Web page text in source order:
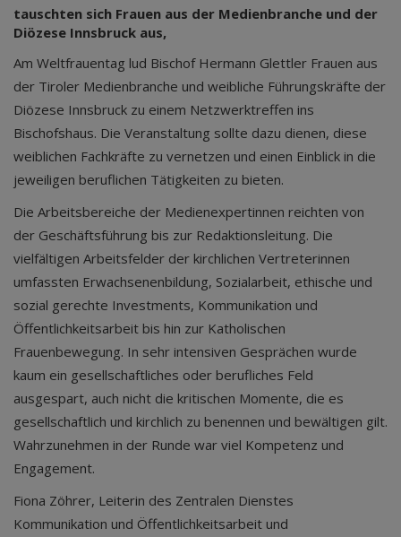
tauschten sich Frauen aus der Medienbranche und der
Diözese Innsbruck aus,
Am Weltfrauentag lud Bischof Hermann Glettler Frauen aus
der Tiroler Medienbranche und weibliche Führungskräfte der
Diözese Innsbruck zu einem Netzwerktreffen ins
Bischofshaus. Die Veranstaltung sollte dazu dienen, diese
weiblichen Fachkräfte zu vernetzen und einen Einblick in die
jeweiligen beruflichen Tätigkeiten zu bieten.
Die Arbeitsbereiche der Medienexpertinnen reichten von
der Geschäftsführung bis zur Redaktionsleitung. Die
vielfältigen Arbeitsfelder der kirchlichen Vertreterinnen
umfassten Erwachsenenbildung, Sozialarbeit, ethische und
sozial gerechte Investments, Kommunikation und
Öffentlichkeitsarbeit bis hin zur Katholischen
Frauenbewegung. In sehr intensiven Gesprächen wurde
kaum ein gesellschaftliches oder berufliches Feld
ausgespart, auch nicht die kritischen Momente, die es
gesellschaftlich und kirchlich zu benennen und bewältigen gilt.
Wahrzunehmen in der Runde war viel Kompetenz und
Engagement.
Fiona Zöhrer, Leiterin des Zentralen Dienstes
Kommunikation und Öffentlichkeitsarbeit und